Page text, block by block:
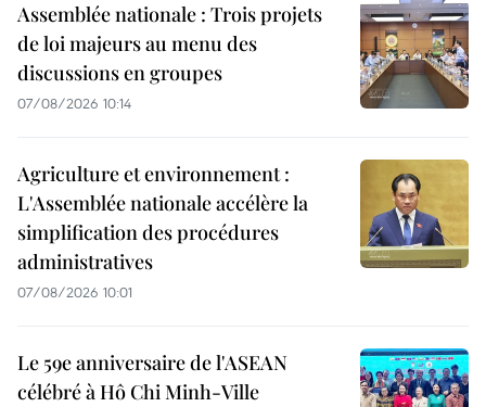
Assemblée nationale : Trois projets
de loi majeurs au menu des
discussions en groupes
07/08/2026 10:14
Agriculture et environnement :
L'Assemblée nationale accélère la
simplification des procédures
administratives
07/08/2026 10:01
Le 59e anniversaire de l'ASEAN
célébré à Hô Chi Minh-Ville